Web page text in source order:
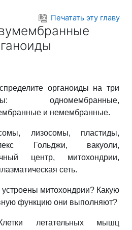
Печатать эту главу
органоиды на три
одномембранные,
и немембранные.
, лизосомы, пластиды,
Гольджи, вакуоли,
центр, митохондрии,
сеть.
устроены митохондрии? Какую
функцию они выполняют?
летательных мышц